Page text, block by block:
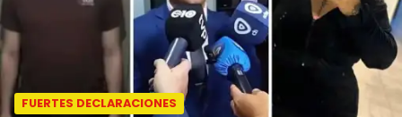
FUERTES DECLARACIONES